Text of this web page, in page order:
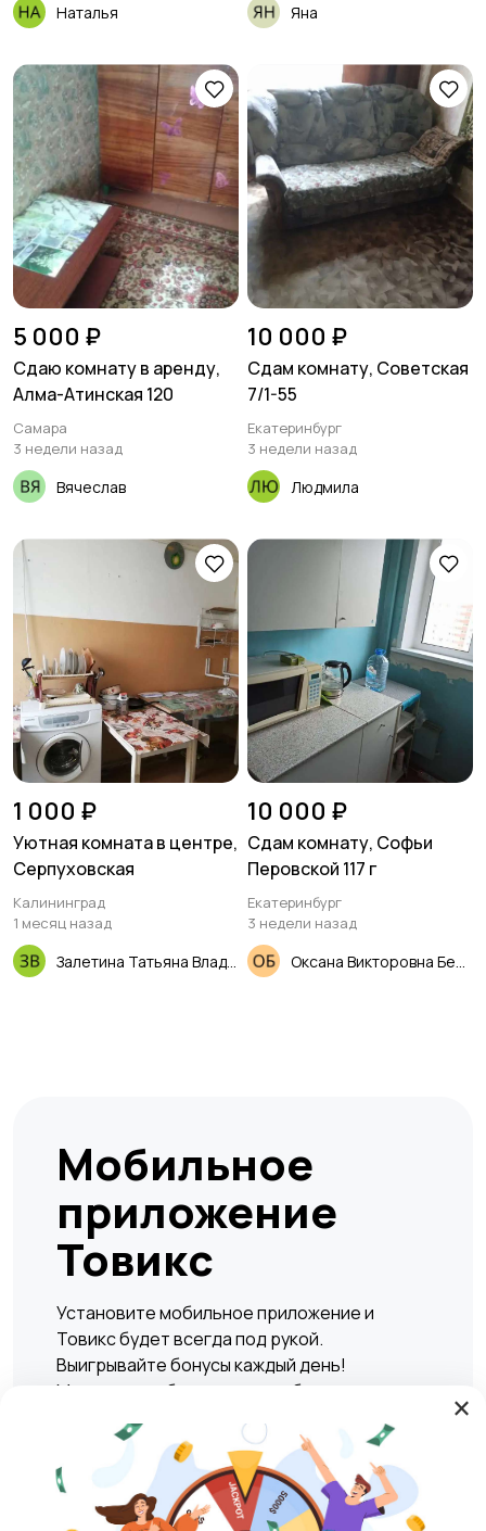
Наталья Яна
5 000 ₽
Сдаю комнату в аренду,
Алма-Атинская 120
Самара
3 недели назад
Вячеслав
10 000 ₽
Сдам комнату, Советская
7/1-55
Екатеринбург
3 недели назад
Людмила
1 000 ₽
Уютная комната в центре,
Серпуховская
Калининград
1 месяц назад
10 000 ₽
Сдам комнату, Софьи
Перовской 117 г
Екатеринбург
3 недели назад
Мобильное
приложение
Товикс
Установите мобильное приложение и
Товикс будет всегда под рукой.
Выигрывайте бонусы каждый день!
Мгновенно и безопасно подбирать жилье,
сделки по покупке или продаже любых
товаров и услуг в любое удобное время.
×